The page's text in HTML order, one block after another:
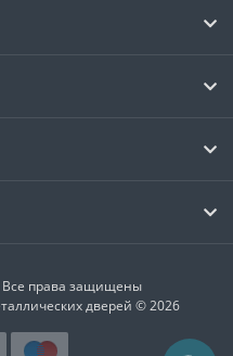
Все права защищены
дверей © 2026